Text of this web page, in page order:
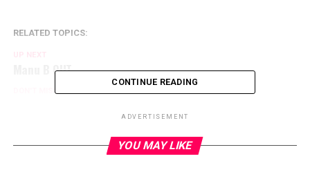
RELATED TOPICS:
UP NEXT
Manu B OUT
DON'T MISS
CONTINUE READING
ADVERTISEMENT
YOU MAY LIKE